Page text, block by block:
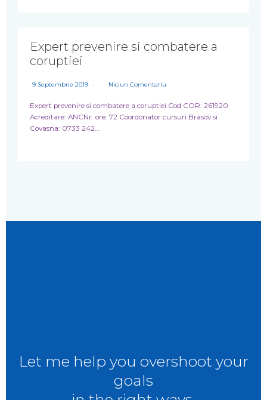
Expert prevenire si combatere a
coruptiei
9 Septembrie 2019 Niciun Comentariu
Expert prevenire si combatere a coruptiei Cod COR: 261920
Acreditare: ANCNr. ore: 72 Coordonator cursuri Brasov si
Covasna: 0733 242...
Let me help you overshoot your
goals